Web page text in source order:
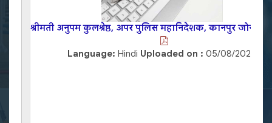
श्रीमती अनुपम कुलश्रेष्ठ, अपर पुलिस महानिदेशक, कानपुर जोन,
Language:Hindi Uploaded on :05/08/2026